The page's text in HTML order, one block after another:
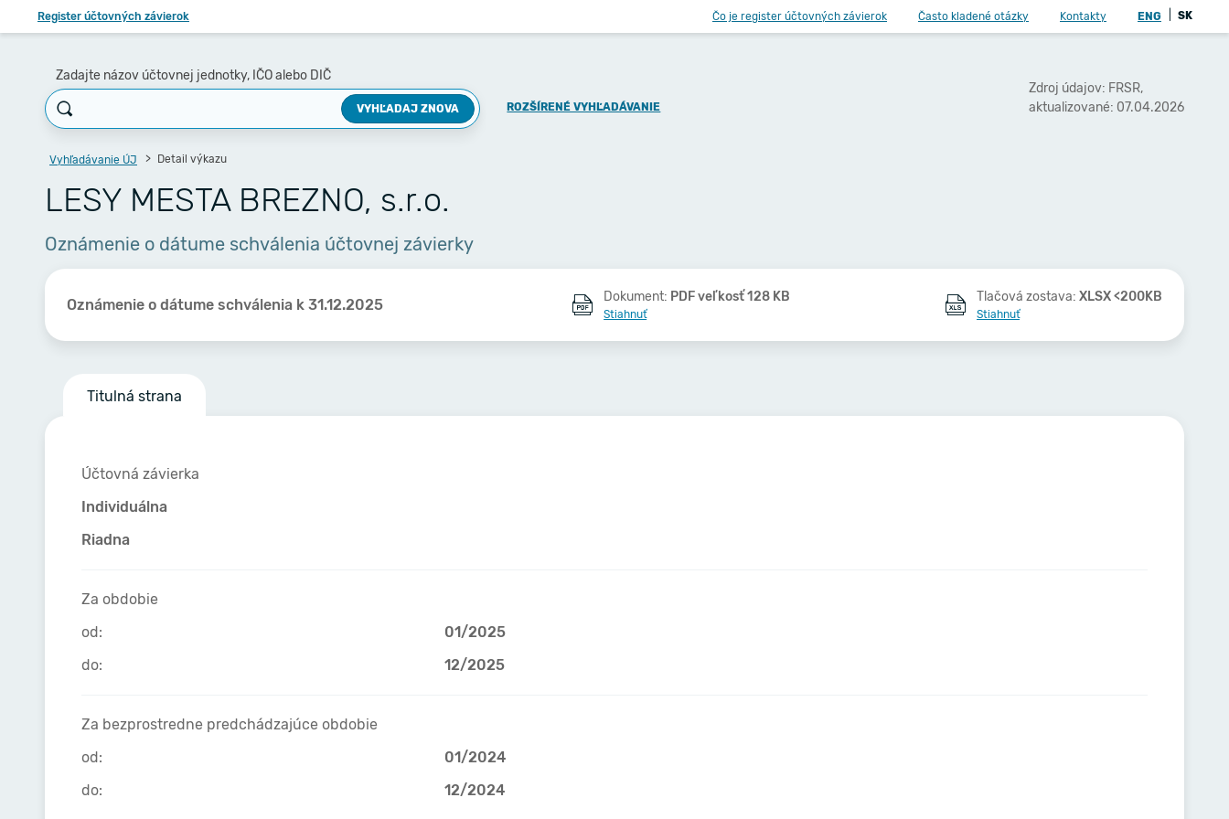
Register účtovných závierok Čo je register účtovných závierok Často kladené otázky Kontakty ENG SK
Zadajte názov účtovnej jednotky, IČO alebo DIČ
VYHĽADAJ ZNOVA ROZŠÍRENÉ VYHĽADÁVANIE
Zdroj údajov: FRSR,
aktualizované: 07.04.2026
Vyhľadávanie ÚJ Detail výkazu
LESY MESTA BREZNO, s.r.o.
Oznámenie o dátume schválenia účtovnej závierky
Oznámenie o dátume schválenia k 31.12.2025 Dokument: PDF veľkosť 128 KB
Stiahnuť
Tlačová zostava: XLSX <200KB
Stiahnuť
Titulná strana
Účtovná závierka
Individuálna
Riadna
Za obdobie
od:
01/2025
do:
12/2025
Za bezprostredne predchádzajúce obdobie
od:
01/2024
do:
12/2024